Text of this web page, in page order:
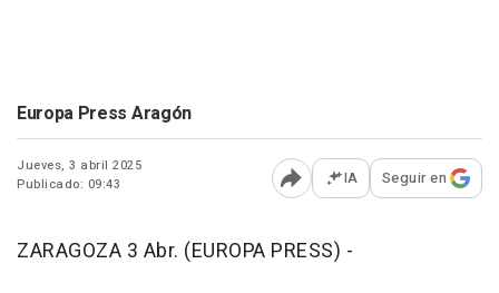
Europa Press Aragón
Jueves, 3 abril 2025
Publicado: 09:43
Abrir opciones para
IA Seguir en
ZARAGOZA 3 Abr. (EUROPA PRESS) -